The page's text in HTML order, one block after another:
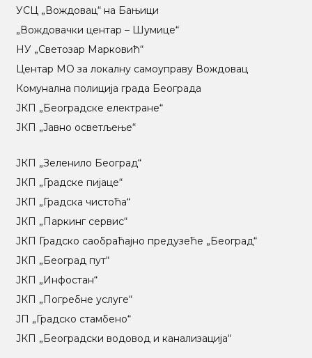
УСЦ „Вождовац“ на Бањици
„Вождовачки центар – Шумице“
НУ „Светозар Марковић“
Центар МO за локалну самоуправу Вождовац
Комунална полиција града Београда
ЈКП „Београдске електране“
ЈКП „Јавно осветљење“
ЈКП „Зеленило Београд“
ЈКП „Градске пијаце“
ЈКП „Градска чистоћа“
ЈКП „Паркинг сервис“
ЈКП Градско саобраћајно предузеће „Београд“
ЈКП „Београд пут“
ЈКП „Инфостан“
ЈКП „Погребне услуге“
ЈП „Градско стамбено“
ЈКП „Београдски водовод и канализација“